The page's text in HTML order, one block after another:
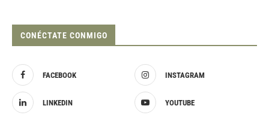
CONÉCTATE CONMIGO
FACEBOOK INSTAGRAM
LINKEDIN YOUTUBE